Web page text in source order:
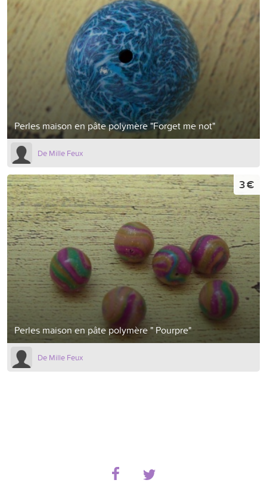
Perles maison en pâte polymère "Forget me not"
De Mille Feux
Perles maison en pâte polymère " Pourpre"
3 €
De Mille Feux